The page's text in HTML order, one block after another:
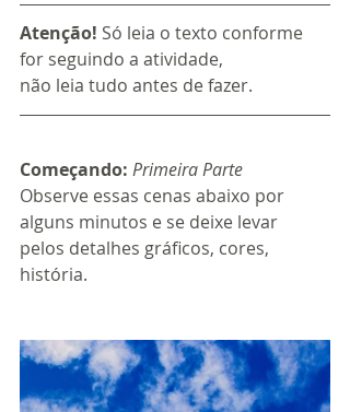
Atenção! Só leia o texto conforme
for seguindo a atividade,
não leia tudo antes de fazer.
Começando: Primeira Parte
Observe essas cenas abaixo por
alguns minutos e se deixe levar
pelos detalhes gráficos, cores,
história.